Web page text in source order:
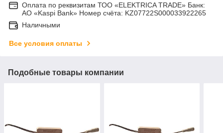
Оплата по реквизитам ТОО «ELEKTRICA TRADE» Банк:
АО «Kaspi Bank» Номер счёта: KZ07722S000033922265
Наличными
Все условия оплаты
Подобные товары компании